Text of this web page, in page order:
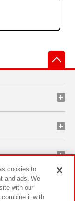
cookies to
and ads. We
with our
combine it with